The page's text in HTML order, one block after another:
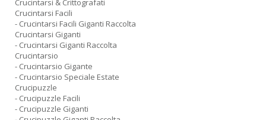
Crucintarsi & Crittografati
Crucintarsi Facili
- Crucintarsi Facili Giganti Raccolta
Crucintarsi Giganti
- Crucintarsi Giganti Raccolta
Crucintarsio
- Crucintarsio Gigante
- Crucintarsio Speciale Estate
Crucipuzzle
- Crucipuzzle Facili
- Crucipuzzle Giganti